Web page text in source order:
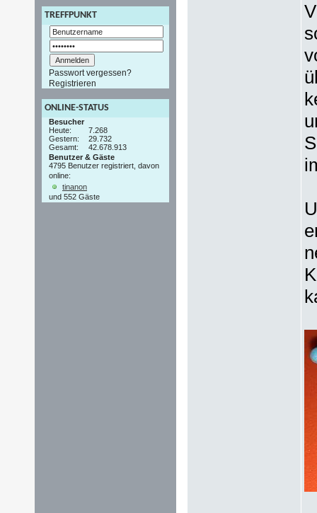
TREFFPUNKT
Passwort vergessen?
Registrieren
ONLINE-STATUS
Besucher
Heute:
7.268
Gestern:
29.732
Gesamt:
42.678.913
Benutzer & Gäste
4795 Benutzer registriert, davon
online:
tinanon
und 552 Gäste